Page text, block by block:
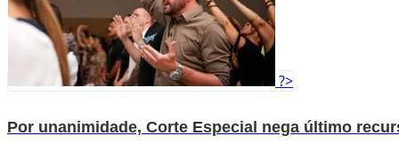
?>
Por unanimidade, Corte Especial nega último